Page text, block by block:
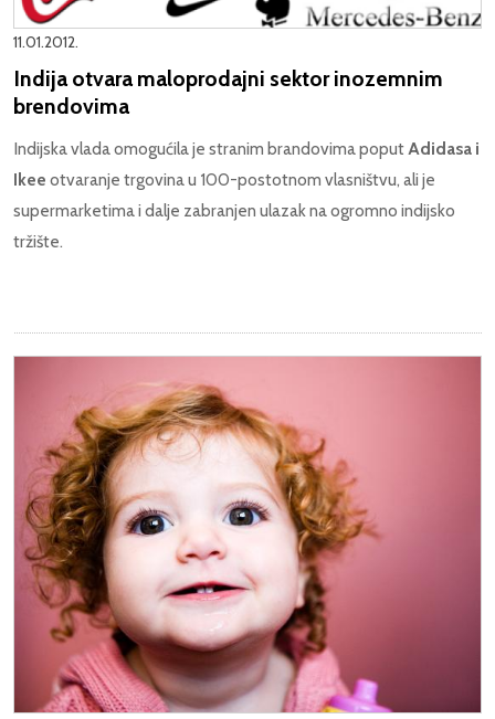
11.01.2012.
Indija otvara maloprodajni sektor inozemnim
brendovima
Indijska vlada omogućila je stranim brandovima poput Adidasa i
Ikee otvaranje trgovina u 100-postotnom vlasništvu, ali je
supermarketima i dalje zabranjen ulazak na ogromno indijsko
tržište.